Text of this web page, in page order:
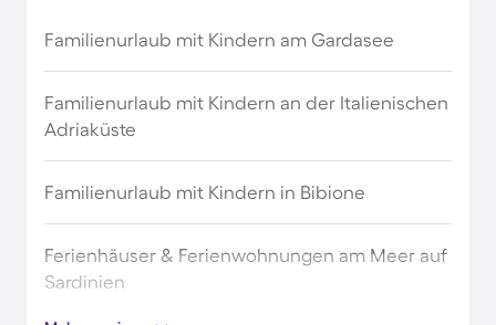
Familienurlaub mit Kindern am Gardasee
Familienurlaub mit Kindern an der Italienischen
Adriaküste
Familienurlaub mit Kindern in Bibione
Ferienhäuser & Ferienwohnungen am Meer auf
Sardinien